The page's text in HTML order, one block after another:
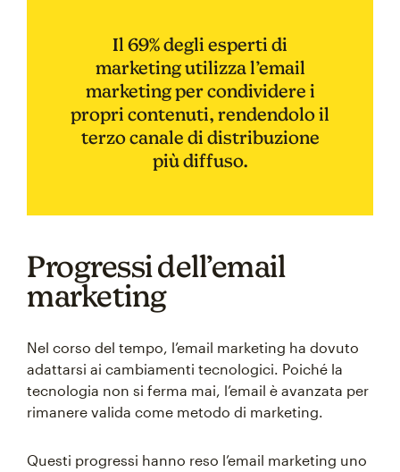
Il 69% degli esperti di
marketing utilizza l’email
marketing per condividere i
propri contenuti, rendendolo il
terzo canale di distribuzione
più diffuso.
Progressi dell’email
marketing
Nel corso del tempo, l’email marketing ha dovuto
adattarsi ai cambiamenti tecnologici. Poiché la
tecnologia non si ferma mai, l’email è avanzata per
rimanere valida come metodo di marketing.
Questi progressi hanno reso l’email marketing uno